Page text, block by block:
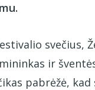
svečius,
ir
pabrėžė, kad